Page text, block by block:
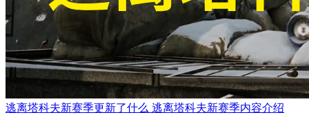
逃离塔科夫新赛季更新了什么 逃离塔科夫新赛季内容介绍